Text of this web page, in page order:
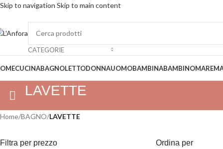
Skip to navigation Skip to main content
CATEGORIE
CUCINABAGNOLETTODONNAUOMOBAMBINABAMBINOMARE
LAVETTE
Home/BAGNO/LAVETTE
Filtra per prezzo Ordina per